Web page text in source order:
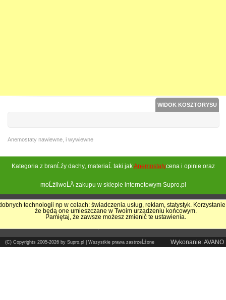
WIDOK KOSZTORYSU
Anemostaty nawiewne, i wywiewne
Kategoria z branĹźy dachy, materiaĹ taki jakAnemostatycena i opinie oraz
moĹźliwoĹÄ zakupu w sklepie internetowym Supro.pl
Pokrycia Dachowe - Supro.pl
Sklep internetowy
Wykonanie: AVANO
(C) Copyrights 2005-2026 by Supro.pl | Wszystkie prawa zastrzeĹźone
technologii np w celach: świadczenia usług, reklam, statystyk.
że będą one umieszczane w Twoim urządzeniu końcowym.
Pamiętaj, że zawsze możesz zmienić te ustawienia.